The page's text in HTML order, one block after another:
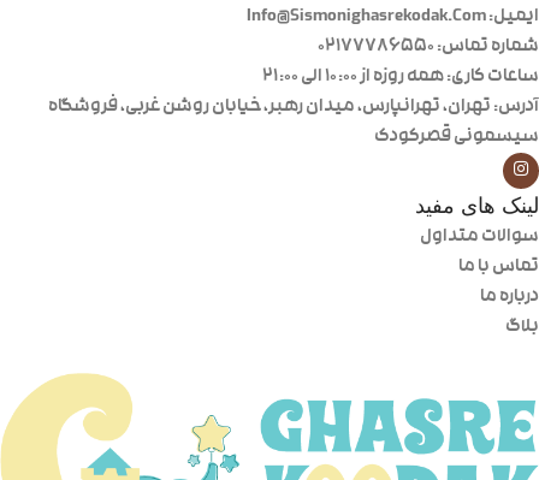
ایمیل: Info@Sismonighasrekodak.Com
شماره تماس: 02177786550
ساعات کاری: همه روزه از ۱۰:۰۰ الی ۲۱:۰۰
آدرس: تهران، تهرانپارس، میدان رهبر، خیابان روشن غربی، فروشگاه
سیسمونی قصرکودک
لینک های مفید
سوالات متداول
تماس با ما
درباره ما
بلاگ